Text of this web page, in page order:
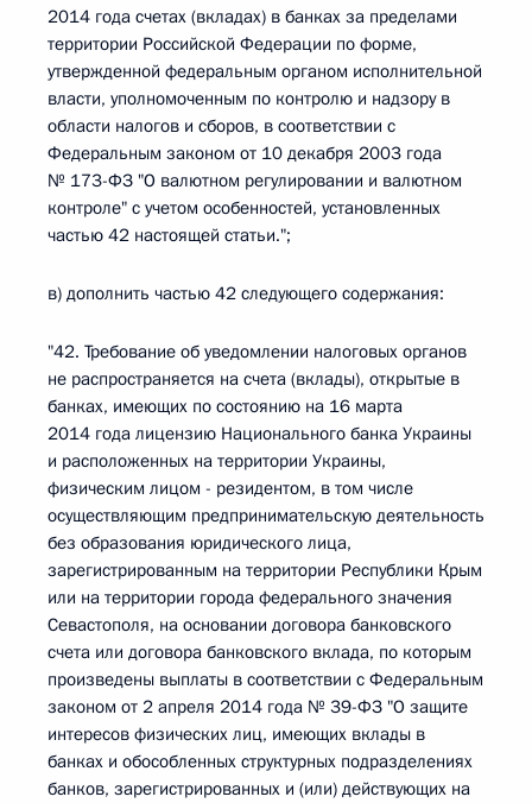
2014 года счетах (вкладах) в банках за пределами
территории Российской Федерации по форме,
утвержденной федеральным органом исполнительной
власти, уполномоченным по контролю и надзору в
области налогов и сборов, в соответствии с
Федеральным законом от 10 декабря 2003 года
№ 173-ФЗ "О валютном регулировании и валютном
контроле" с учетом особенностей, установленных
частью 42 настоящей статьи.";
в) дополнить частью 42 следующего содержания:
"42. Требование об уведомлении налоговых органов
не распространяется на счета (вклады), открытые в
банках, имеющих по состоянию на 16 марта
2014 года лицензию Национального банка Украины
и расположенных на территории Украины,
физическим лицом - резидентом, в том числе
осуществляющим предпринимательскую деятельность
без образования юридического лица,
зарегистрированным на территории Республики Крым
или на территории города федерального значения
Севастополя, на основании договора банковского
счета или договора банковского вклада, по которым
произведены выплаты в соответствии с Федеральным
законом от 2 апреля 2014 года № 39-ФЗ "О защите
интересов физических лиц, имеющих вклады в
банках и обособленных структурных подразделениях
банков, зарегистрированных и (или) действующих на